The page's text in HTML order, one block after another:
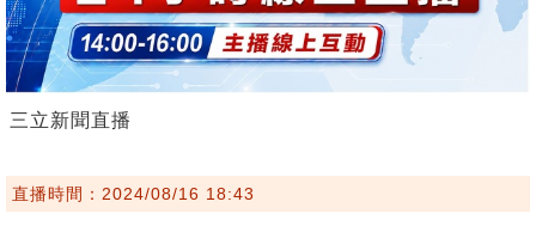
三立新聞直播
直播時間：2024/08/16 18:43